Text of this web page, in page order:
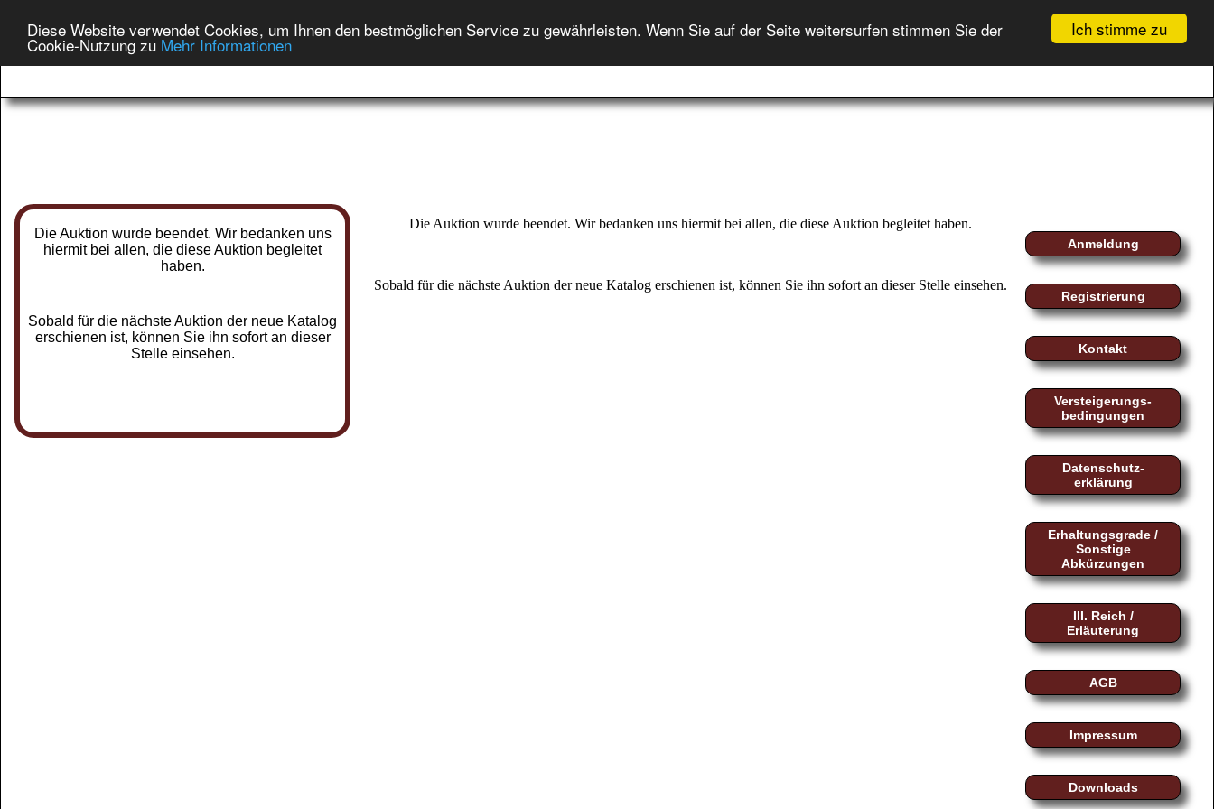
Ich stimme zu
Diese Website verwendet Cookies, um Ihnen den bestmöglichen Service zu gewährleisten. Wenn Sie auf der Seite weitersurfen stimmen Sie der
Cookie-Nutzung zu Mehr Informationen Startseite Auktion Auktionshilfe Onlineshop Info myMoeller
Registrierung
GEBOTSLISTE (
Die Auktion wurde beendet. Wir bedanken uns
hiermit bei allen, die diese Auktion begleitet
haben.
Sobald für die nächste Auktion der neue Katalog
erschienen ist, können Sie ihn sofort an dieser
Stelle einsehen.
Die Auktion wurde beendet. Wir bedanken uns hiermit bei allen, die diese Auktion begleitet haben.
Sobald für die nächste Auktion der neue Katalog erschienen ist, können Sie ihn sofort an dieser Stelle einsehen.
Anmeldung
Registrierung
Kontakt
Versteigerungs-
bedingungen
Datenschutz-
erklärung
Erhaltungsgrade /
Sonstige
Abkürzungen
III. Reich /
Erläuterung
AGB
Impressum
Downloads